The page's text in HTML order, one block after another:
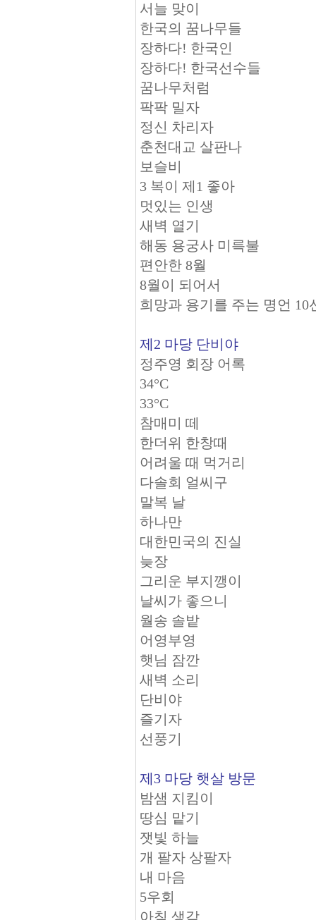
서늘 맞이
한국의 꿈나무들
장하다! 한국인
장하다! 한국선수들
꿈나무처럼
팍팍 밀자
정신 차리자
춘천대교 살판나
보슬비
3 복이 제1 좋아
멋있는 인생
새벽 열기
해동 용궁사 미륵불
편안한 8월
8월이 되어서
희망과 용기를 주는 명언 10
제2 마당 단비야
정주영 회장 어록
34°C
33°C
참매미 떼
한더위 한창때
어려울 때 먹거리
다솔회 얼씨구
말복 날
하나만
대한민국의 진실
늦장
그리운 부지깽이
날씨가 좋으니
월송 솔밭
어영부영
햇님 잠깐
새벽 소리
단비야
즐기자
선풍기
제3 마당 햇살 방문
밤샘 지킴이
땅심 맡기
잿빛 하늘
개 팔자 상팔자
내 마음
5우회
아침 생각